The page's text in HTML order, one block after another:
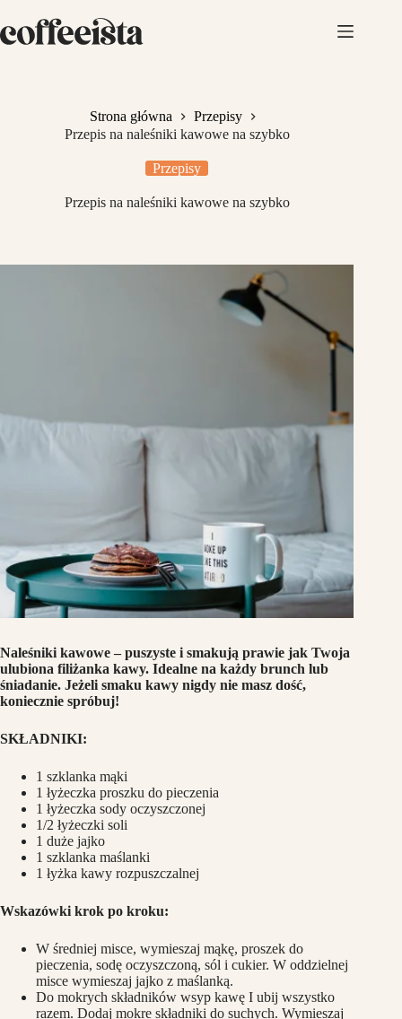
do
treści
Strona główna
Przepisy
Przepis na naleśniki kawowe na szybko
Przepisy
Przepis na naleśniki kawowe na szybko
Naleśniki kawowe – puszyste i smakują prawie jak Twoja
ulubiona filiżanka kawy. Idealne na każdy brunch lub
śniadanie. Jeżeli smaku kawy nigdy nie masz dość,
koniecznie spróbuj!
SKŁADNIKI:
1 szklanka mąki
1 łyżeczka proszku do pieczenia
1 łyżeczka sody oczyszczonej
1/2 łyżeczki soli
1 duże jajko
1 szklanka maślanki
1 łyżka kawy rozpuszczalnej
Wskazówki krok po kroku:
W średniej misce, wymieszaj mąkę, proszek do
pieczenia, sodę oczyszczoną, sól i cukier. W oddzielnej
misce wymieszaj jajko z maślanką.
Do mokrych składników wsyp kawę I ubij wszystko
razem. Dodaj mokre składniki do suchych. Wymieszaj